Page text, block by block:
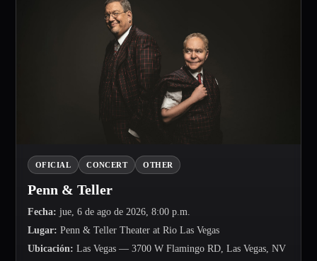
OFICIAL CONCERT OTHER
Penn & Teller
Fecha: jue, 6 de ago de 2026, 8:00 p.m.
Lugar: Penn & Teller Theater at Rio Las Vegas
Ubicación: Las Vegas — 3700 W Flamingo RD, Las Vegas, NV